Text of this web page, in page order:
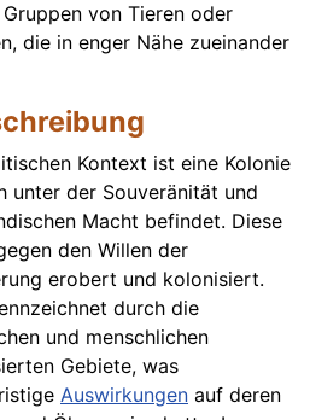
von Tieren oder
die in enger Nähe zueinander
Kontext ist eine Kolonie
unter der Souveränität und
Macht befindet. Diese
den Willen der
erobert und kolonisiert.
durch die
und menschlichen
Gebiete, was
Auswirkungen auf deren